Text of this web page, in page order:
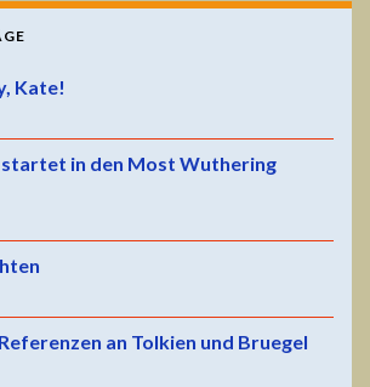
Kate!
startet in den Most Wuthering
an Tolkien und Bruegel